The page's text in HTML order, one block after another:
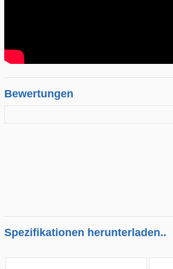
Bewertungen
Spezifikationen herunterladen..